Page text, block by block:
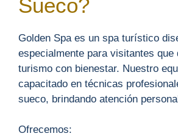
Sueco?
Golden Spa es un spa turístico
especialmente para visitantes que
turismo con bienestar. Nuestro
capacitado en técnicas
sueco, brindando atención
Ofrecemos: